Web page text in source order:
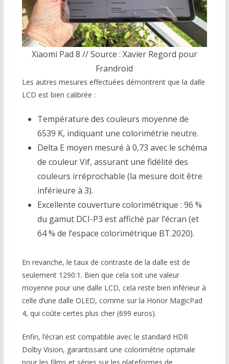
Xiaomi Pad 8 // Source : Xavier Regord pour
Frandroid
Les autres mesures effectuées démontrent que la dalle
LCD est bien calibrée :
Température des couleurs moyenne de
6539 K, indiquant une colorimétrie neutre.
Delta E moyen mesuré à 0,73 avec le schéma
de couleur Vif, assurant une fidélité des
couleurs irréprochable (la mesure doit être
inférieure à 3).
Excellente couverture colorimétrique : 96 %
du gamut DCI-P3 est affiché par l’écran (et
64 % de l’espace colorimétrique BT.2020).
En revanche, le taux de contraste de la dalle est de
seulement 1290:1. Bien que cela soit une valeur
moyenne pour une dalle LCD, cela reste bien inférieur à
celle d’une dalle OLED, comme sur la Honor MagicPad
4, qui coûte certes plus cher (699 euros).
Enfin, l’écran est compatible avec le standard HDR
Dolby Vision, garantissant une colorimétrie optimale